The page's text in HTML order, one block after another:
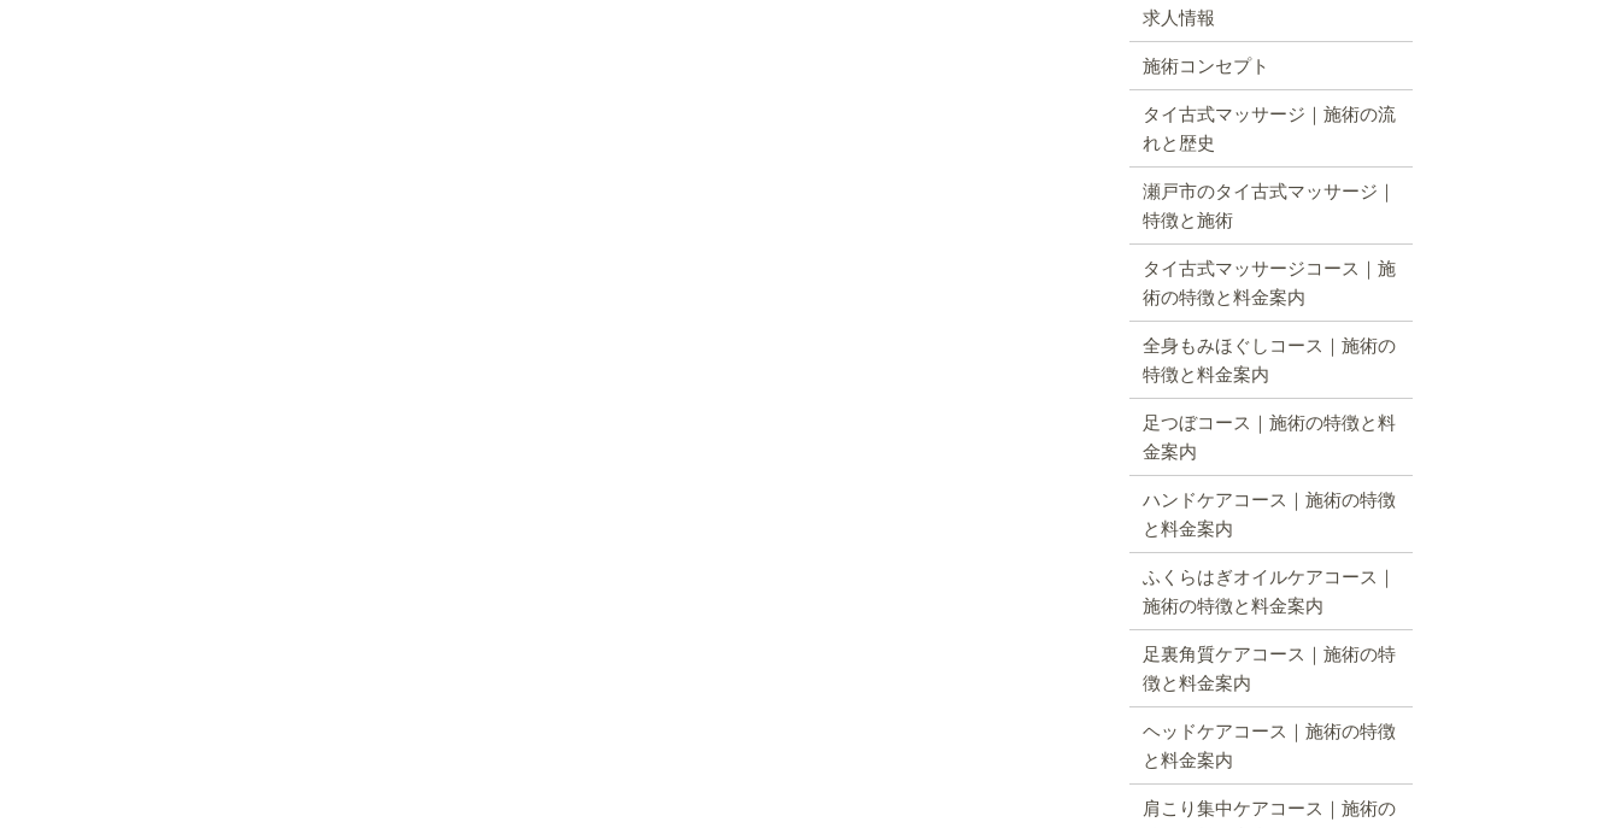
求人情報
施術コンセプト
タイ古式マッサージ｜施術の流
れと歴史
瀬戸市のタイ古式マッサージ｜
特徴と施術
タイ古式マッサージコース｜施
術の特徴と料金案内
全身もみほぐしコース｜施術の
特徴と料金案内
足つぼコース｜施術の特徴と料
金案内
ハンドケアコース｜施術の特徴
と料金案内
ふくらはぎオイルケアコース｜
施術の特徴と料金案内
足裏角質ケアコース｜施術の特
徴と料金案内
ヘッドケアコース｜施術の特徴
と料金案内
肩こり集中ケアコース｜施術の